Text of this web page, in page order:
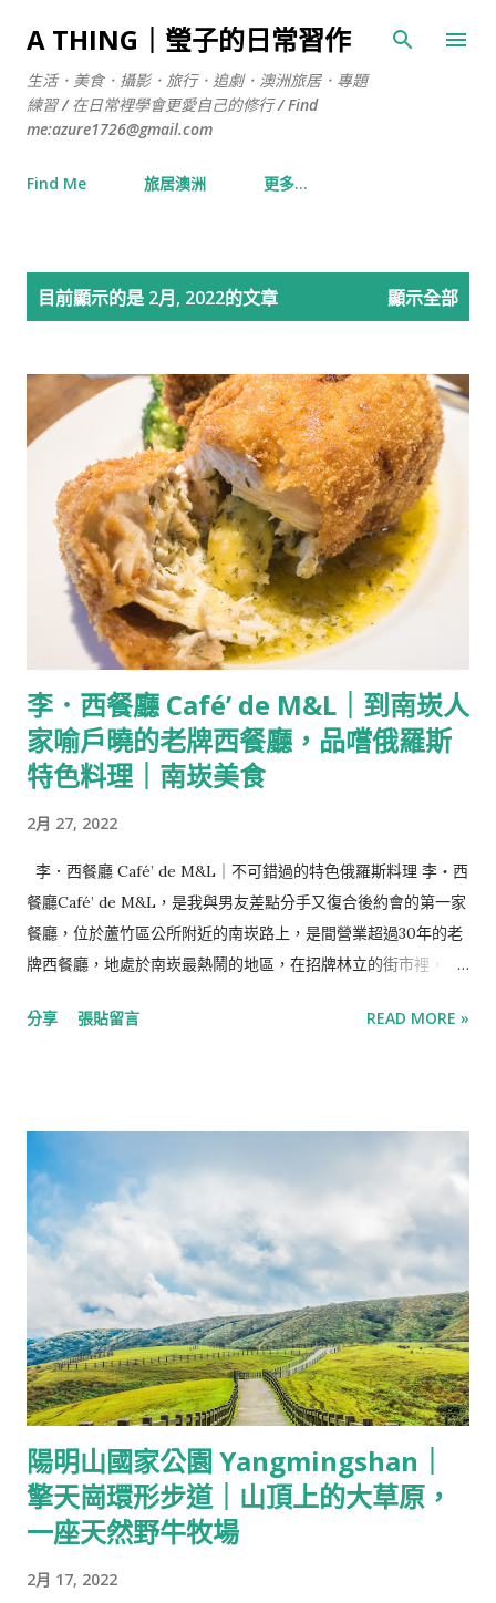
跳到主要內容
A THING｜瑩子的日常習作
生活．美食．攝影．旅行．追劇．澳洲旅居．專題
練習 / 在日常裡學會更愛自己的修行 / Find
me:azure1726@gmail.com
Find Me 旅居澳洲 更多…
目前顯示的是 2月, 2022的文章 顯示全部
李．西餐廳 Café’ de M&L｜到南崁人
家喻戶曉的老牌西餐廳，品嚐俄羅斯
特色料理｜南崁美食
2月 27, 2022
李．西餐廳 Café’ de M&L｜不可錯過的特色俄羅斯料理 李・西
餐廳Café’ de M&L，是我與男友差點分手又復合後約會的第一家
餐廳，位於蘆竹區公所附近的南崁路上，是間營業超過30年的老
牌西餐廳，地處於南崁最熱鬧的地區，在招牌林立的街市裡，
過。 然這樣低調的門面並沒有讓李・西餐廳就此門可羅雀，反倒
M&L的菜單中因此寫滿了來自各國的特色料理，這是一種戶利共
生，異鄉人得以在落地時不費力地淺嚐家鄉味，開在本地的餐廳
也因此擁有了橫跨各國的特色料理。 【Info】 李．西餐廳 Café’
de M&L 地址：桃園市蘆竹區南崁路192號 營業時間：周一-二、
周四-日：11:30-15:00、17:30-21:00 電話：(03)352-7369 基輔
炸雞 李・西餐廳的招牌菜之一，幾乎到訪的來客皆會點上一道。
基輔炸雞是道俄羅斯料理，在蘇聯時期曾是道風靡一時的酒店名
菜，相傳源自於法國，後由俄羅斯廚師改良而成，俄文原文
котлетапо-киевски，指的是「基輔風的雞肉排」，是以雞肉
拍打為肉排後包裹奶油、黑胡椒、蒜片…等香料，再裹上麵包粉
與蛋液作麵衣後油炸。 李・西餐廳的基輔炸雞，以特製的香料、
檸檬汁與奶油填充雞肉，將油炸的過程中流出的雞汁鎖在其中，
雞肉上食用，並搭上滑順的薯泥作為主食。 總匯三明治 除了義式
分享 張貼留言 READ MORE »
陽明山國家公園 Yangmingshan｜
擎天崗環形步道｜山頂上的大草原，
一座天然野牛牧場
2月 17, 2022